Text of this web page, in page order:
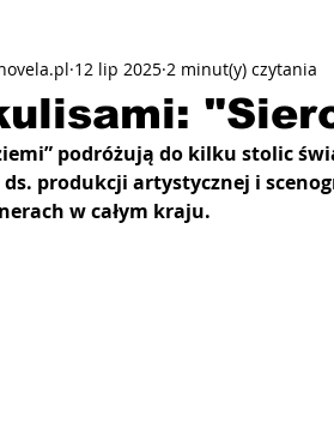
12 lip 2025 2 minut(y) czytania
podróżują do kilku stolic
ds. produkcji artystycznej i
w całym kraju.